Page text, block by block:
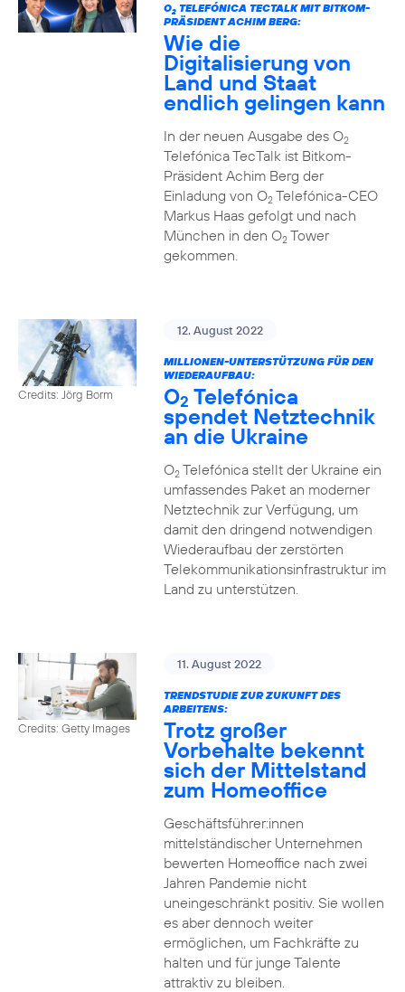
O2TELEFÓNICA TECTALK MIT BITKOM-
PRÄSIDENT ACHIM BERG:
Wie die
Digitalisierung von
Land und Staat
endlich gelingen kann
In der neuen Ausgabe des O2
Telefónica TecTalk ist Bitkom-
Präsident Achim Berg der
Einladung von O2Telefónica-CEO
Markus Haas gefolgt und nach
München in den O2Tower
gekommen.
Credits: Jörg Borm
12. August 2022
MILLIONEN-UNTERSTÜTZUNG FÜR DEN
WIEDERAUFBAU:
O2 Telefónica
spendet Netztechnik
an die Ukraine
O2Telefónica stellt der Ukraine ein
umfassendes Paket an moderner
Netztechnik zur Verfügung, um
damit den dringend notwendigen
Wiederaufbau der zerstörten
Telekommunikationsinfrastruktur im
Land zu unterstützen.
Credits: Getty Images
11. August 2022
TRENDSTUDIE ZUR ZUKUNFT DES
ARBEITENS:
Trotz großer
Vorbehalte bekennt
sich der Mittelstand
zum Homeoffice
Geschäftsführer:innen
mittelständischer Unternehmen
bewerten Homeoffice nach zwei
Jahren Pandemie nicht
uneingeschränkt positiv. Sie wollen
es aber dennoch weiter
ermöglichen, um Fachkräfte zu
halten und für junge Talente
attraktiv zu bleiben.